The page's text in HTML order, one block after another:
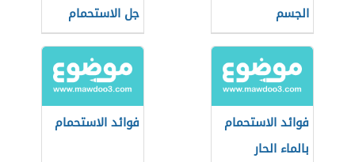
الجسم
جل الاستحمام
فوائد الاستحمام
بالماء الحار
فوائد الاستحمام